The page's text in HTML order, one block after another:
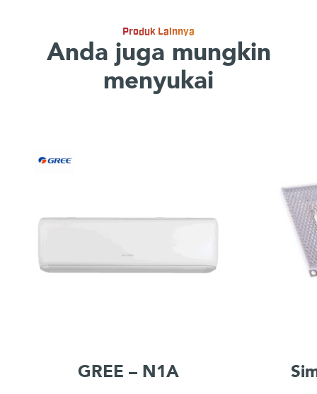
Produk Lainnya
Anda juga mungkin
menyukai
GREE – N1A